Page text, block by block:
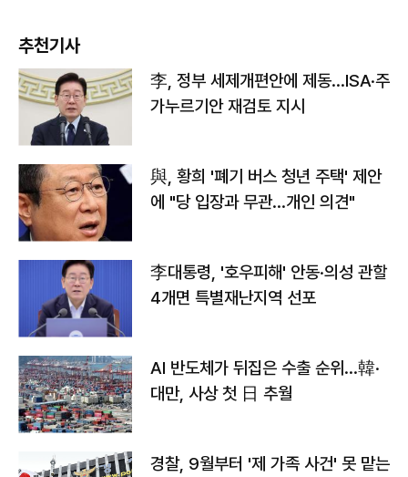
추천기사
李, 정부 세제개편안에 제동…ISA·주
가누르기안 재검토 지시
與, 황희 '폐기 버스 청년 주택' 제안
에 "당 입장과 무관…개인 의견"
李대통령, '호우피해' 안동·의성 관할
4개면 특별재난지역 선포
AI 반도체가 뒤집은 수출 순위…韓·
대만, 사상 첫 日 추월
경찰, 9월부터 '제 가족 사건' 못 맡는